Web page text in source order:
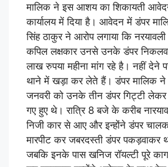
मालिक ने इस आशय का शिकायती
कार्यालय में दिया है। आवेदन में डंपर
सिंह ठाकुर ने आरोप लगाया कि
कपिल लक्षकार उनसे उनके डंपर
लाख रुपया महीना मांग रहे है। नहीं देने
थाने में खड़ा कर लेते हैं। डंपर मालिक ने
जनवरी को उनके तीन डंपर गिट्टी लेकर
गए हुए थे। रात्रि 8 बजे के करीब
निजी कार से आए और इन्होंने डंपर
मारपीट कर जबरदस्ती डंपर पकड़वाकर
जबकि इनके पास खनिज रॉयल्टी पूरे